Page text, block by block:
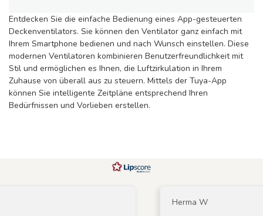
Entdecken Sie die einfache Bedienung eines App-gesteuerten
Deckenventilators. Sie können den Ventilator ganz einfach mit
Ihrem Smartphone bedienen und nach Wunsch einstellen. Diese
modernen Ventilatoren kombinieren Benutzerfreundlichkeit mit
Stil und ermöglichen es Ihnen, die Luftzirkulation in Ihrem
Zuhause von überall aus zu steuern. Mittels der Tuya-App
können Sie intelligente Zeitpläne entsprechend Ihren
Bedürfnissen und Vorlieben erstellen.
Herma W